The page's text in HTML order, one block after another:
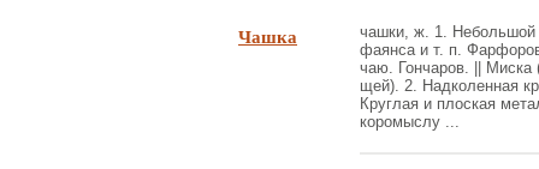
Чашка
чашки, ж. 1.
фаянса и т. п.
чаю. Гончаров. || Миска
щей). 2. Надколенная
Круглая и плоская
коромыслу ...